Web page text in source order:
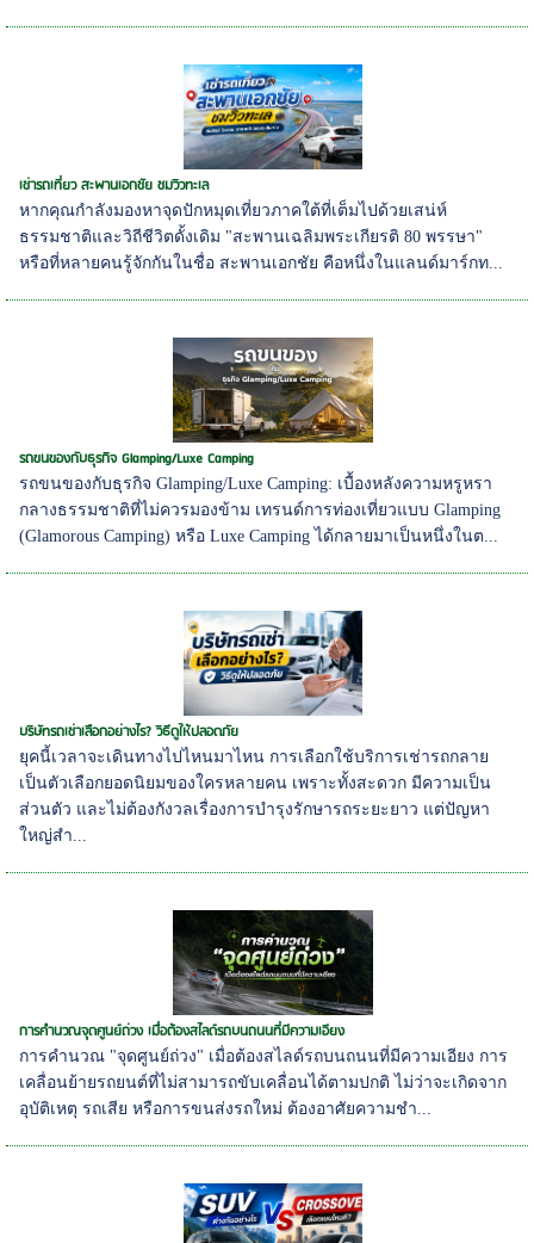
เช่ารถเที่ยว สะพานเอกชัย ชมวิวทะเล
หากคุณกำลังมองหาจุดปักหมุดเที่ยวภาคใต้ที่เต็มไปด้วยเสน่ห์
ธรรมชาติและวิถีชีวิตดั้งเดิม "สะพานเฉลิมพระเกียรติ 80 พรรษา"
หรือที่หลายคนรู้จักกันในชื่อ สะพานเอกชัย คือหนึ่งในแลนด์มาร์กท...
รถขนของกับธุรกิจ Glamping/Luxe Camping
รถขนของกับธุรกิจ Glamping/Luxe Camping: เบื้องหลังความหรูหรา
กลางธรรมชาติที่ไม่ควรมองข้าม เทรนด์การท่องเที่ยวแบบ Glamping
(Glamorous Camping) หรือ Luxe Camping ได้กลายมาเป็นหนึ่งในต...
บริษัทรถเช่าเลือกอย่างไร? วิธีดูให้ปลอดภัย
ยุคนี้เวลาจะเดินทางไปไหนมาไหน การเลือกใช้บริการเช่ารถกลาย
เป็นตัวเลือกยอดนิยมของใครหลายคน เพราะทั้งสะดวก มีความเป็น
ส่วนตัว และไม่ต้องกังวลเรื่องการบำรุงรักษารถระยะยาว แต่ปัญหา
ใหญ่สำ...
การคำนวณจุดศูนย์ถ่วง เมื่อต้องสไลด์รถบนถนนที่มีความเอียง
การคำนวณ "จุดศูนย์ถ่วง" เมื่อต้องสไลด์รถบนถนนที่มีความเอียง การ
เคลื่อนย้ายรถยนต์ที่ไม่สามารถขับเคลื่อนได้ตามปกติ ไม่ว่าจะเกิดจาก
อุบัติเหตุ รถเสีย หรือการขนส่งรถใหม่ ต้องอาศัยความชำ...